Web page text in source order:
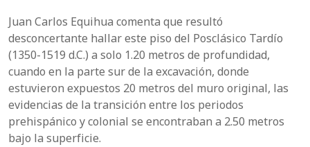
Juan Carlos Equihua comenta que resultó
desconcertante hallar este piso del Posclásico Tardío
(1350-1519 d.C.) a solo 1.20 metros de profundidad,
cuando en la parte sur de la excavación, donde
estuvieron expuestos 20 metros del muro original, las
evidencias de la transición entre los periodos
prehispánico y colonial se encontraban a 2.50 metros
bajo la superficie.